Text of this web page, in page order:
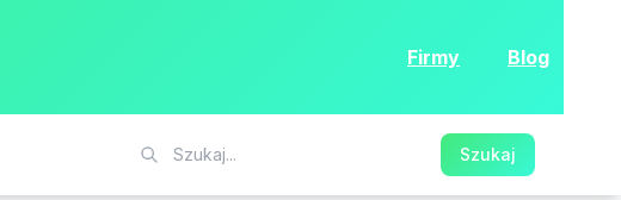
Firmy Blog
Szukaj